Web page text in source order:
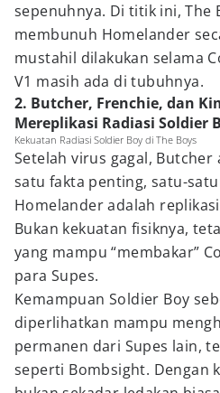
sepenuhnya. Di titik ini, The
membunuh Homelander
mustahil dilakukan selama
V1 masih ada di tubuhnya.
2. Butcher, Frenchie, dan
Mereplikasi Radiasi Soldier
Kekuatan Radiasi Soldier Boy di The Boys
Setelah virus gagal,
satu fakta penting, satu-
Homelander adalah
Bukan kekuatan fisiknya,
yang mampu “membakar”
para Supes.
Kemampuan Soldier Boy
diperlihatkan mampu
permanen dari Supes lain,
seperti Bombsight. Dengan